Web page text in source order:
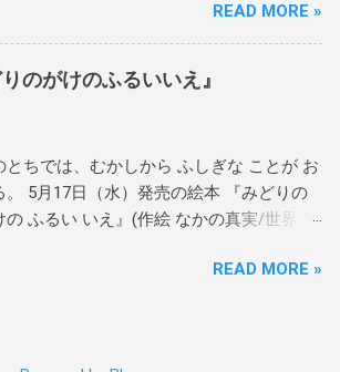
』(作 たてのひろし 絵 かわしまはるこ/
文化社)含む、 あまがえるシリーズも、か
まさんがサインを入れていましたよ。 今
さい！ 1作目『あまがえるのかくれんぼ』
目『あまがえるのぼうけん』 3作目『あま
るのたんじょう』 作 たてのひろし 絵 か
原画展期間中にイベント2つ開催します。
ました。 主に告知は今後もSNSを中心に
、noteを新たに立ち上げたので、日記の
方で更新していけたらと思います。
bloggerで公開している過去記
移行しています。主に、日記、レポー
りで、当時の自分の拙い文章を読み返す
いて顔から火が吹き出しそうになりまし
あまり変わらない考え方をしていたり、
も大切にしたいと感じるような面もあっ
に過去の自分を読み返してみたらけっこ
READ MORE »
のがけのふるいいえ』
とちでは、むかしから ふしぎな ことが お
。 5月17日（水）発売の絵本 『みどりの
の ふるい いえ』(作絵 なかの真実/世界文
れた絵本がハードカバー化。 絵や文章を
READ MORE »